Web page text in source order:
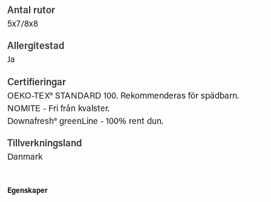
Antal rutor
5x7/8x8
Allergitestad
Ja
Certifieringar
OEKO-TEX® STANDARD 100. Rekommenderas för spädbarn.
NOMITE - Fri från kvalster.
Downafresh® greenLine - 100% rent dun.
Tillverkningsland
Danmark
Egenskaper